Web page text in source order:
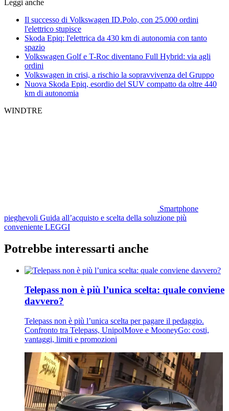
Leggi anche
Il successo di Volkswagen ID.Polo, con 25.000 ordini
l'elettrico stupisce
Skoda Epiq: l'elettrica da 430 km di autonomia con tanto
spazio
Volkswagen Golf e T-Roc diventano Full Hybrid: via agli
ordini
Volkswagen in crisi, a rischio la sopravvivenza del Gruppo
Nuova Skoda Epiq, esordio del SUV compatto da oltre 440
km di autonomia
WINDTRE
Smartphone
pieghevoli Guida all’acquisto e scelta della soluzione più
conveniente LEGGI
Potrebbe interessarti anche
Telepass non è più l’unica scelta: quale conviene
davvero?
Telepass non è più l’unica scelta per pagare il pedaggio.
Confronto tra Telepass, UnipolMove e MooneyGo: costi,
vantaggi, limiti e promozioni